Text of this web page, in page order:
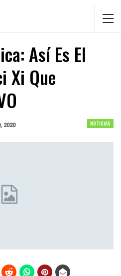
Así Es El
Xi Que
NOTICIAS
2020